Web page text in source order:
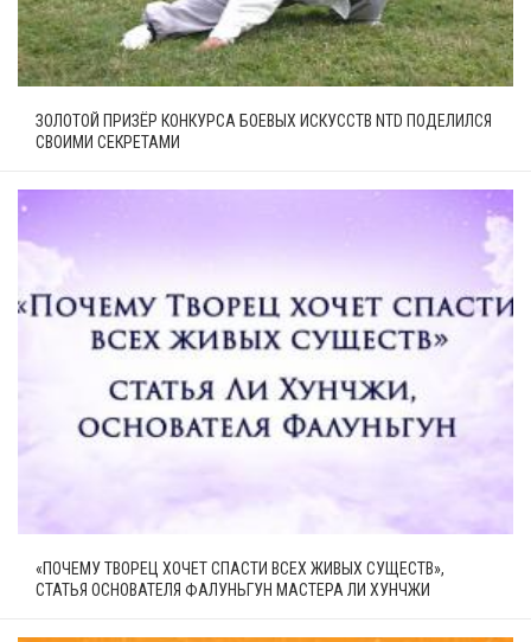
ЗОЛОТОЙ ПРИЗЁР КОНКУРСА БОЕВЫХ ИСКУССТВ NTD ПОДЕЛИЛСЯ
СВОИМИ СЕКРЕТАМИ
«ПОЧЕМУ ТВОРЕЦ ХОЧЕТ СПАСТИ ВСЕХ ЖИВЫХ СУЩЕСТВ»,
СТАТЬЯ ОСНОВАТЕЛЯ ФАЛУНЬГУН МАСТЕРА ЛИ ХУНЧЖИ